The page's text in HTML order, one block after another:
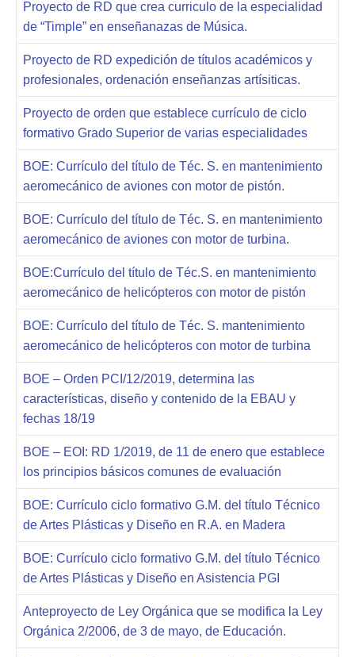
Proyecto de RD que crea curriculo de la especialidad
de “Timple” en enseñanazas de Música.
Proyecto de RD expedición de títulos académicos y
profesionales, ordenación enseñanzas artísiticas.
Proyecto de orden que establece currículo de ciclo
formativo Grado Superior de varias especialidades
BOE: Currículo del título de Téc. S. en mantenimiento
aeromecánico de aviones con motor de pistón.
BOE: Currículo del título de Téc. S. en mantenimiento
aeromecánico de aviones con motor de turbina.
BOE:Currículo del título de Téc.S. en mantenimiento
aeromecánico de helicópteros con motor de pistón
BOE: Currículo del título de Téc. S. mantenimiento
aeromecánico de helicópteros con motor de turbina
BOE – Orden PCI/12/2019, determina las
características, diseño y contenido de la EBAU y
fechas 18/19
BOE – EOI: RD 1/2019, de 11 de enero que establece
los principios básicos comunes de evaluación
BOE: Currículo ciclo formativo G.M. del título Técnico
de Artes Plásticas y Diseño en R.A. en Madera
BOE: Currículo ciclo formativo G.M. del título Técnico
de Artes Plásticas y Diseño en Asistencia PGI
Anteproyecto de Ley Orgánica que se modifica la Ley
Orgánica 2/2006, de 3 de mayo, de Educación.